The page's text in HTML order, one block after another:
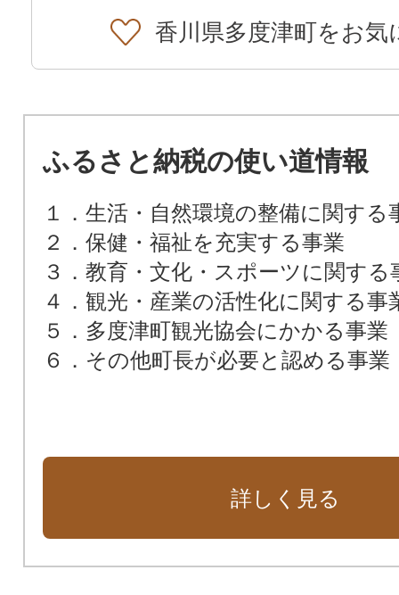
香川県多度津町をお気
ふるさと納税の使い道情報
１．生活・自然環境の整備に関する
２．保健・福祉を充実する事業
３．教育・文化・スポーツに関する
４．観光・産業の活性化に関する事
５．多度津町観光協会にかかる事業
６．その他町長が必要と認める事業
詳しく見る